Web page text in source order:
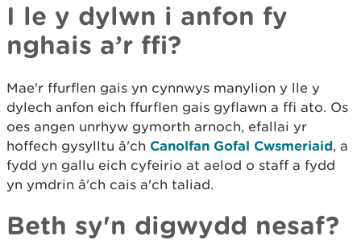
I le y dylwn i anfon fy
nghais a’r ffi?
Mae'r ffurflen gais yn cynnwys manylion y lle y
dylech anfon eich ffurflen gais gyflawn a ffi ato. Os
oes angen unrhyw gymorth arnoch, efallai yr
hoffech gysylltu â'ch Canolfan Gofal Cwsmeriaid, a
fydd yn gallu eich cyfeirio at aelod o staff a fydd
yn ymdrin â'ch cais a'ch taliad.
Beth sy'n digwydd nesaf?